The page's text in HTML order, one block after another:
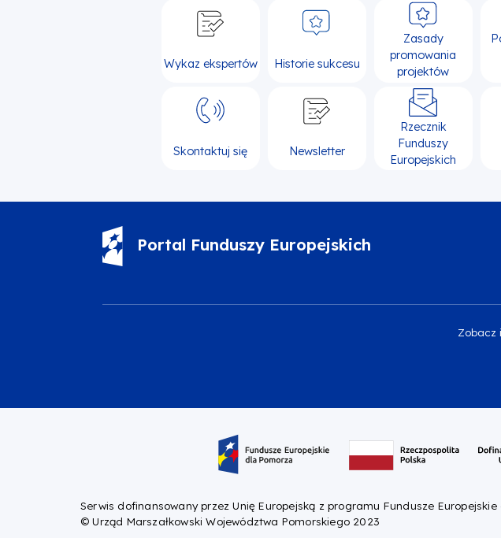
Wykaz ekspertów Historie sukcesu
Zasady
promowania
projektów
Skontaktuj się Newsletter
Rzecznik
Funduszy
Europejskich
Portal Funduszy Europejskich
Zobacz
Serwis dofinansowany przez Unię Europejską z programu Fundusze
© Urząd Marszałkowski Województwa Pomorskiego 2023